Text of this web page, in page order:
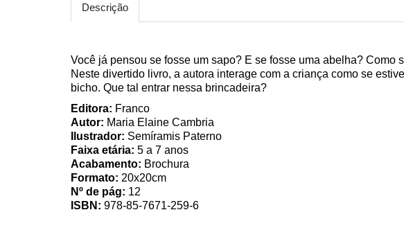
Descrição
Você já pensou se fosse um sapo? E se fosse uma abelha? Como
Neste divertido livro, a autora interage com a criança como se
bicho. Que tal entrar nessa brincadeira?
Editora: Franco
Autor: Maria Elaine Cambria
Ilustrador: Semíramis Paterno
Faixa etária: 5 a 7 anos
Acabamento: Brochura
Formato: 20x20cm
Nº de pág: 12
ISBN: 978-85-7671-259-6